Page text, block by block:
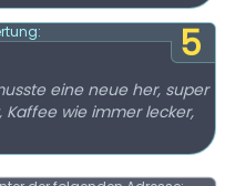
5
eine neue her, super
wie immer lecker,